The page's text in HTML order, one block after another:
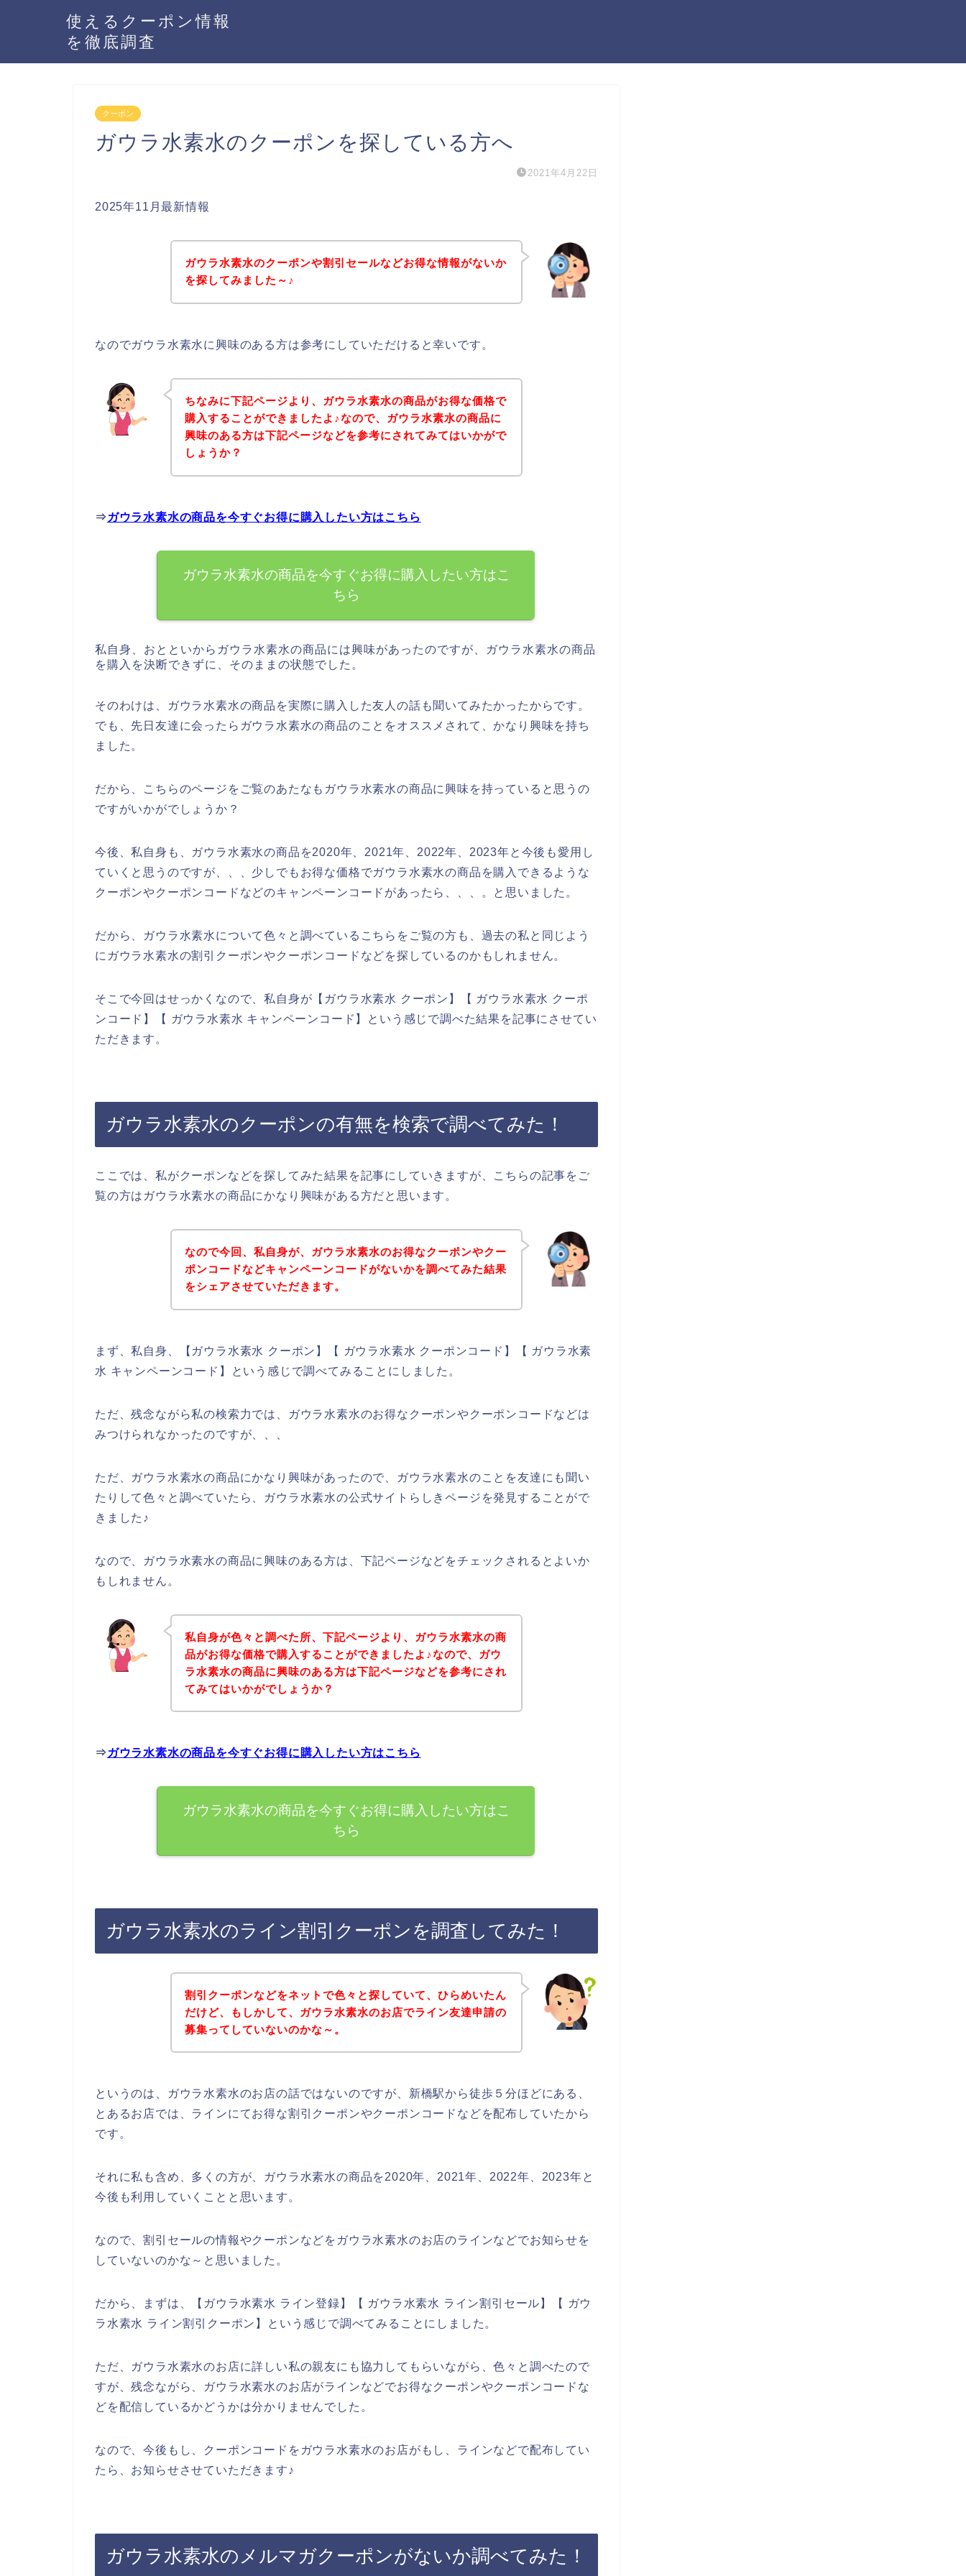
使えるクーポン情報
を徹底調査
クーポン
ガウラ水素水のクーポンを探している方へ
2021年4月22日
2025年11月最新情報
ガウラ水素水のクーポンや割引セールなどお得な情報がないか
を探してみました～♪
なのでガウラ水素水に興味のある方は参考にしていただけると幸いです。
ちなみに下記ページより、ガウラ水素水の商品がお得な価格で
購入することができましたよ♪なので、ガウラ水素水の商品に
興味のある方は下記ページなどを参考にされてみてはいかがで
しょうか？
⇒ ガウラ水素水の商品を今すぐお得に購入したい方はこちら
ガウラ水素水の商品を今すぐお得に購入したい方はこ
ちら
私自身、おとといからガウラ水素水の商品には興味があったのですが、ガウラ水素水の商品
を購入を決断できずに、そのままの状態でした。
そのわけは、ガウラ水素水の商品を実際に購入した友人の話も聞いてみたかったからです。
でも、先日友達に会ったらガウラ水素水の商品のことをオススメされて、かなり興味を持ち
ました。
だから、こちらのページをご覧のあたなもガウラ水素水の商品に興味を持っていると思うの
ですがいかがでしょうか？
今後、私自身も、ガウラ水素水の商品を2020年、2021年、2022年、2023年と今後も愛用し
ていくと思うのですが、、、少しでもお得な価格でガウラ水素水の商品を購入できるような
クーポンやクーポンコードなどのキャンペーンコードがあったら、、、。と思いました。
だから、ガウラ水素水について色々と調べているこちらをご覧の方も、過去の私と同じよう
にガウラ水素水の割引クーポンやクーポンコードなどを探しているのかもしれません。
そこで今回はせっかくなので、私自身が【ガウラ水素水 クーポン】【 ガウラ水素水 クーポ
ンコード】【 ガウラ水素水 キャンペーンコード】という感じで調べた結果を記事にさせてい
ただきます。
ガウラ水素水のクーポンの有無を検索で調べてみた！
ここでは、私がクーポンなどを探してみた結果を記事にしていきますが、こちらの記事をご
覧の方はガウラ水素水の商品にかなり興味がある方だと思います。
なので今回、私自身が、ガウラ水素水のお得なクーポンやクー
ポンコードなどキャンペーンコードがないかを調べてみた結果
をシェアさせていただきます。
まず、私自身、【ガウラ水素水 クーポン】【 ガウラ水素水 クーポンコード】【 ガウラ水素
水 キャンペーンコード】という感じで調べてみることにしました。
ただ、残念ながら私の検索力では、ガウラ水素水のお得なクーポンやクーポンコードなどは
みつけられなかったのですが、、、
ただ、ガウラ水素水の商品にかなり興味があったので、ガウラ水素水のことを友達にも聞い
たりして色々と調べていたら、ガウラ水素水の公式サイトらしきページを発見することがで
きました♪
なので、ガウラ水素水の商品に興味のある方は、下記ページなどをチェックされるとよいか
もしれません。
私自身が色々と調べた所、下記ページより、ガウラ水素水の商
品がお得な価格で購入することができましたよ♪なので、ガウ
ラ水素水の商品に興味のある方は下記ページなどを参考にされ
てみてはいかがでしょうか？
⇒ ガウラ水素水の商品を今すぐお得に購入したい方はこちら
ガウラ水素水の商品を今すぐお得に購入したい方はこ
ちら
ガウラ水素水のライン割引クーポンを調査してみた！
割引クーポンなどをネットで色々と探していて、ひらめいたん
だけど、もしかして、ガウラ水素水のお店でライン友達申請の
募集ってしていないのかな～。
というのは、ガウラ水素水のお店の話ではないのですが、新橋駅から徒歩５分ほどにある、
とあるお店では、ラインにてお得な割引クーポンやクーポンコードなどを配布していたから
です。
それに私も含め、多くの方が、ガウラ水素水の商品を2020年、2021年、2022年、2023年と
今後も利用していくことと思います。
なので、割引セールの情報やクーポンなどをガウラ水素水のお店のラインなどでお知らせを
していないのかな～と思いました。
だから、まずは、【ガウラ水素水 ライン登録】【 ガウラ水素水 ライン割引セール】【 ガウ
ラ水素水 ライン割引クーポン】という感じで調べてみることにしました。
ただ、ガウラ水素水のお店に詳しい私の親友にも協力してもらいながら、色々と調べたので
すが、残念ながら、ガウラ水素水のお店がラインなどでお得なクーポンやクーポンコードな
どを配信しているかどうかは分かりませんでした。
なので、今後もし、クーポンコードをガウラ水素水のお店がもし、ラインなどで配布してい
たら、お知らせさせていただきます♪
ガウラ水素水のメルマガクーポンがないか調べてみた！